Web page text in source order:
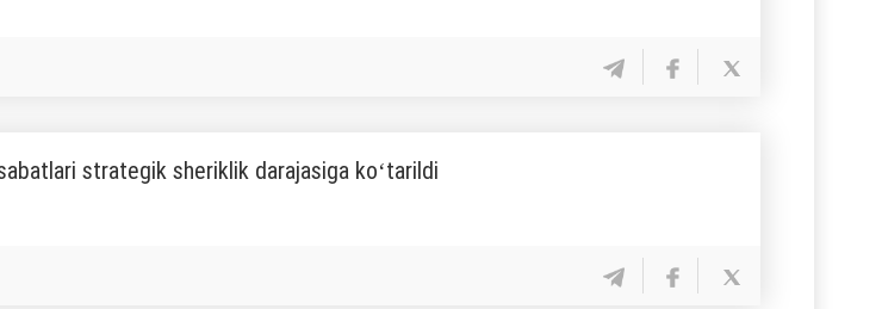
strategik sheriklik darajasiga koʻtarildi